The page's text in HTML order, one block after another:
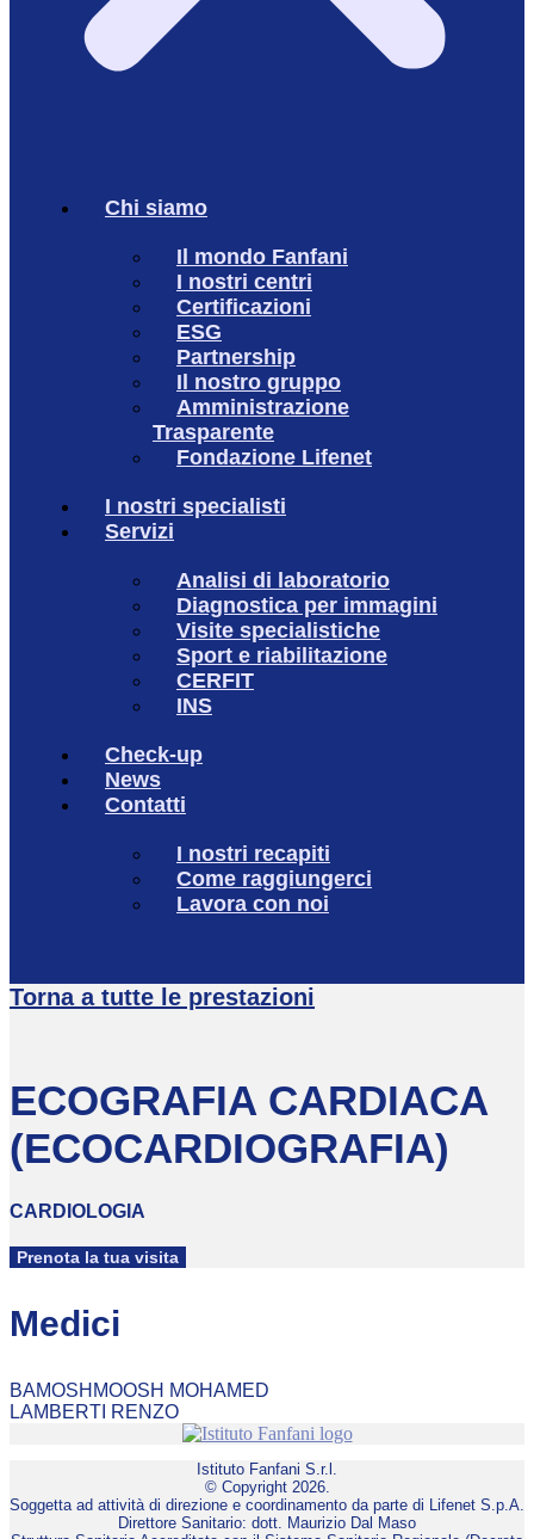
Chi siamo
Il mondo Fanfani
I nostri centri
Certificazioni
ESG
Partnership
Il nostro gruppo
Amministrazione
Trasparente
Fondazione Lifenet
I nostri specialisti
Servizi
Analisi di laboratorio
Diagnostica per immagini
Visite specialistiche
Sport e riabilitazione
CERFIT
INS
Check-up
News
Contatti
I nostri recapiti
Come raggiungerci
Lavora con noi
Torna a tutte le prestazioni
ECOGRAFIA CARDIACA
(ECOCARDIOGRAFIA)
CARDIOLOGIA
Prenota la tua visita
Medici
BAMOSHMOOSH MOHAMED
LAMBERTI RENZO
Istituto Fanfani S.r.l.
© Copyright 2026.
Soggetta ad attività di direzione e coordinamento da parte di Lifenet S.p.A.
Direttore Sanitario: dott. Maurizio Dal Maso